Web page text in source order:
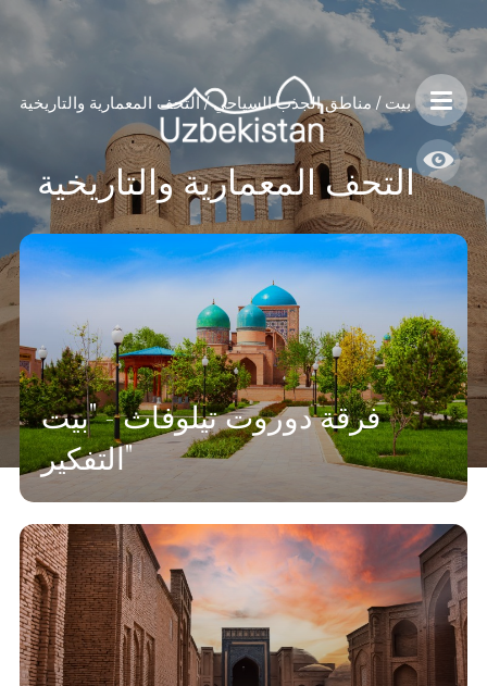
بيت / مناطق الجذب السياحي/ التحف المعمارية والتاريخية
التحف المعمارية والتاريخية
فرقة دوروت تيلوفاث - "بيت
التفكير"